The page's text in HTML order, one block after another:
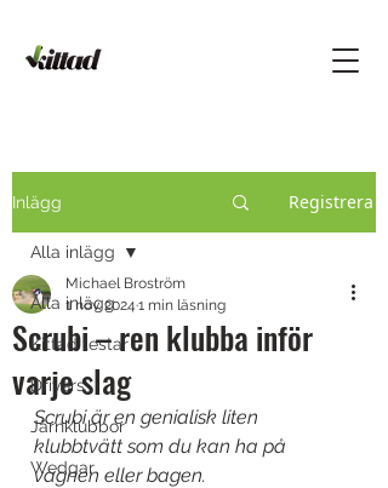
Inlägg Registrera
Alla inlägg
Kittad testar
Drivers
Järnklubbor
Wedgar
Alla inlägg
Scrubi – ren klubba inför
varje slag
Michael Broström
1 nov. 2024 1 min läsning
Scrubi är en genialisk liten
klubbtvätt som du kan ha på
vagnen eller bagen.